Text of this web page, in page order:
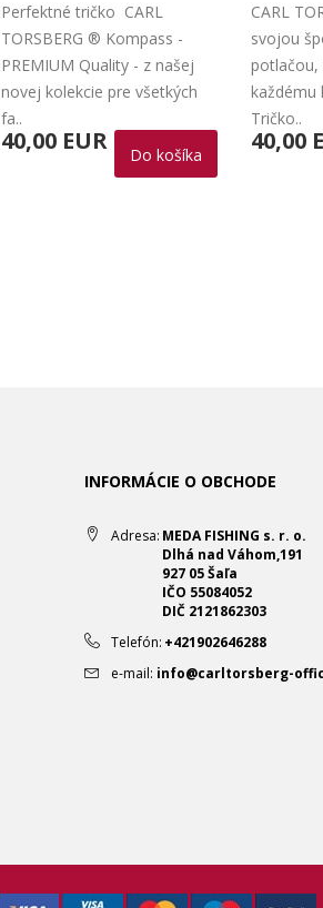
Perfektné tričko CARL
TORSBERG ® Kompass -
PREMIUM Quality - z našej
novej kolekcie pre všetkých
fa..
40,00 EUR Do košíka
CARL
svojou
potlačou,
každému
Tričko..
40,00
INFORMÁCIE O OBCHODE
Adresa: MEDA FISHING s. r. o.
Dlhá nad Váhom,191
927 05 Šaľa
IČO 55084052
DIČ 2121862303
Telefón: +421902646288
e-mail: info@carltorsberg-